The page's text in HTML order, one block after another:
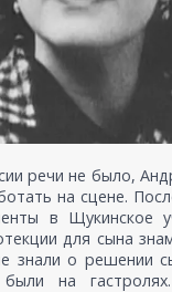
речи не было,
на сцене.
в Щукинское
для сына
знали о решении
на